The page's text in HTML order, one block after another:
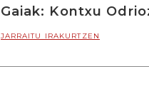
Gaiak: Kontxu
JARRAITU IRAKURTZEN